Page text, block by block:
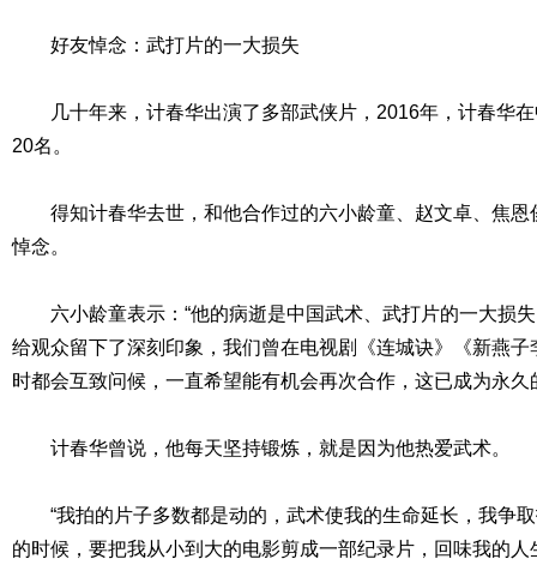
好友悼念：武打片的一大损失
几十年来，计春华出演了多部武侠片，2016年，计春华在
20名。
得知计春华去世，和他合作过的六小龄童、赵文卓、焦恩
悼念。
六小龄童表示：“他的病逝是中国武术、武打片的一大损
给观众留下了深刻印象，我们曾在电视剧《连城诀》《新燕
时都会互致问候，一直希望能有机会再次合作，这已成为永久
计春华曾说，他每天坚持锻炼，就是因为他热爱武术。
“我拍的片子多数都是动的，武术使我的生命延长，我争
的时候，要把我从小到大的电影剪成一部纪录片，回味我的人